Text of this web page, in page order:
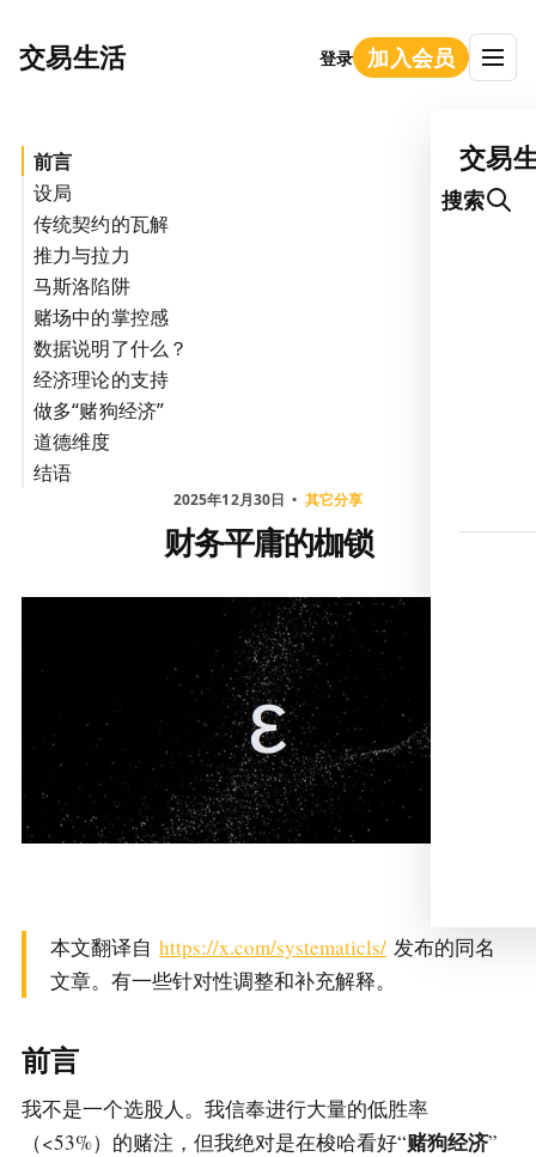
交易生活 登录 加入会员
交易
搜索
前言
设局
传统契约的瓦解
推力与拉力
马斯洛陷阱
赌场中的掌控感
数据说明了什么？
经济理论的支持
做多“赌狗经济”
道德维度
结语
2025年12月30日 其它分享
财务平庸的枷锁
本文翻译自 https://x.com/systematicls/发布的同名
文章。有一些针对性调整和补充解释。
前言
我不是一个选股人。我信奉进行大量的低胜率
（<53%）的赌注，但我绝对是在梭哈看好“赌狗经济”